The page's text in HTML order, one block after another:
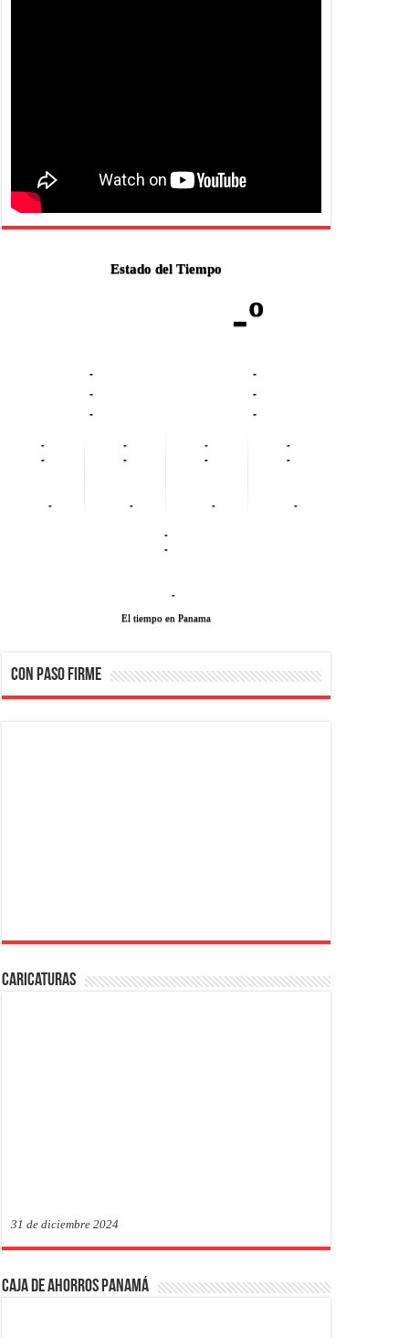
Estado del Tiempo
-º
-
-
-
-
-
-
-
-
-
-
-
-
-
-
-
-
-
-
-
-
-
El tiempo en Panama
CON PASO FIRME
Caricaturas
31 de diciembre 2024
Caja de Ahorros Panamá